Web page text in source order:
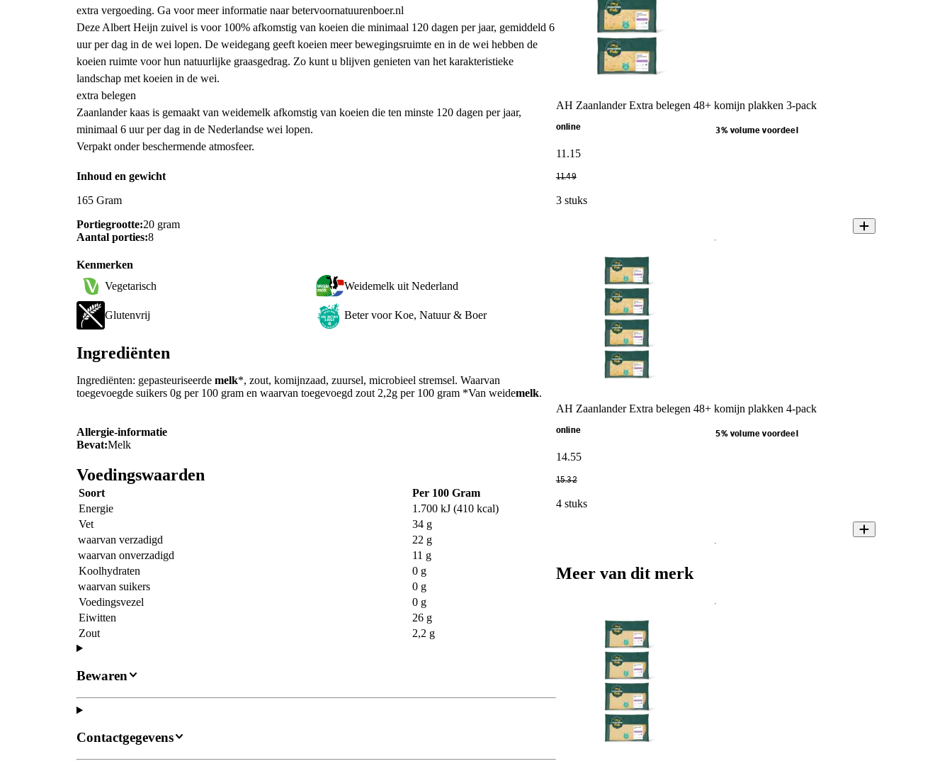
extra vergoeding. Ga voor meer informatie naar betervoornatuurenboer.nl
Deze Albert Heijn zuivel is voor 100% afkomstig van koeien die minimaal 120 dagen per jaar, gemiddeld 6
uur per dag in de wei lopen. De weidegang geeft koeien meer bewegingsruimte en in de wei hebben de
koeien ruimte voor hun natuurlijke graasgedrag. Zo kunt u blijven genieten van het karakteristieke
landschap met koeien in de wei.
extra belegen
Zaanlander kaas is gemaakt van weidemelk afkomstig van koeien die ten minste 120 dagen per jaar,
minimaal 6 uur per dag in de Nederlandse wei lopen.
Verpakt onder beschermende atmosfeer.
Inhoud en gewicht
165 Gram
Portiegrootte:20 gram
Aantal porties:8
Kenmerken
Vegetarisch
Weidemelk uit Nederland
Glutenvrij Beter voor Koe, Natuur & Boer
Ingrediënten
Ingrediënten: gepasteuriseerde melk*, zout, komijnzaad, zuursel, microbieel stremsel. Waarvan
toegevoegde suikers 0g per 100 gram en waarvan toegevoegd zout 2,2g per 100 gram *Van weidemelk.
Allergie-informatie
Bevat:Melk
Voedingswaarden
Soort
Per 100 Gram
Energie
1.700 kJ (410 kcal)
Vet
34 g
waarvan verzadigd
22 g
waarvan onverzadigd
11 g
Koolhydraten
0 g
waarvan suikers
0 g
Voedingsvezel
0 g
Eiwitten
26 g
Zout
2,2 g
Bewaren
Contactgegevens
AH Zaanlander Extra belegen 48+ komijn plakken 3-pack
online 3% volume voordeel
11.15
11.49
3 stuks
AH Zaanlander Extra belegen 48+ komijn plakken 4-pack
online 5% volume voordeel
14.55
15.32
4 stuks
Meer van dit merk